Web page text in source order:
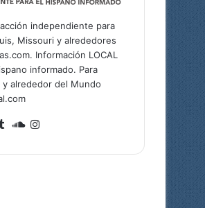
independiente para
Missouri y alrededores
Información LOCAL
informado. Para
y alrededor del Mundo
TumblrSoundCloud